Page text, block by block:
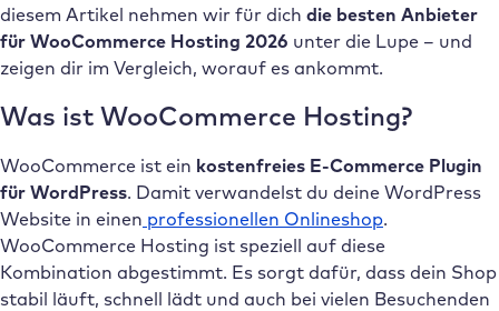
diesem Artikel nehmen wir für dich die besten Anbieter
für WooCommerce Hosting 2026 unter die Lupe – und
zeigen dir im Vergleich, worauf es ankommt.
Was ist WooCommerce Hosting?
WooCommerce ist ein kostenfreies E-Commerce Plugin
für WordPress. Damit verwandelst du deine WordPress
Website in einen professionellen Onlineshop.
WooCommerce Hosting ist speziell auf diese
Kombination abgestimmt. Es sorgt dafür, dass dein Shop
stabil läuft, schnell lädt und auch bei vielen Besuchenden